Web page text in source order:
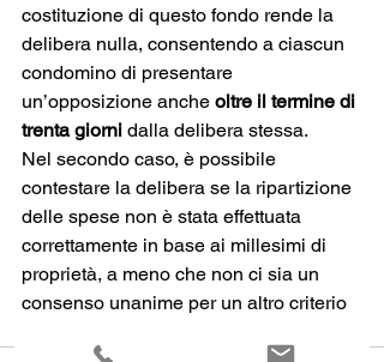
costituzione di questo fondo rende la
delibera nulla, consentendo a ciascun
condomino di presentare
un’opposizione anche oltre il termine di
trenta giorni dalla delibera stessa.
Nel secondo caso, è possibile
contestare la delibera se la ripartizione
delle spese non è stata effettuata
correttamente in base ai millesimi di
proprietà, a meno che non ci sia un
consenso unanime per un altro criterio